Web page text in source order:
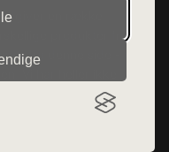
en række
produkter fra
fra denne side - vi
Vi har heller ikke